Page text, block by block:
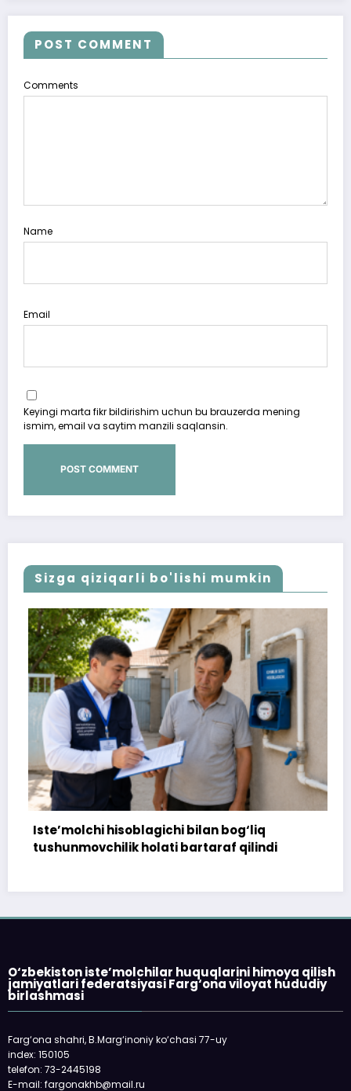
POST COMMENT
Comments
Name
Email
Keyingi marta fikr bildirishim uchun bu brauzerda mening
ismim, email va saytim manzili saqlansin.
Sizga qiziqarli bo'lishi mumkin
hisoblagichi bilan bog‘liq
holati bartaraf qilindi
O‘zbekiston iste’molchilar huquqlarini himoya qilish
jamiyatlari federatsiyasi Farg‘ona viloyat hududiy
birlashmasi
Farg‘ona shahri, B.Marg‘inoniy ko‘chasi 77-uy
index: 150105
telefon: 73-2445198
E-mail: fargonakhb@mail.ru